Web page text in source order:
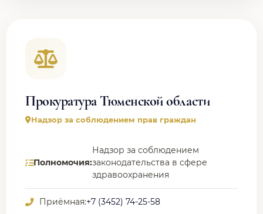
Прокуратура Тюменской области
Надзор за соблюдением прав граждан
Полномочия:
Надзор за соблюдением
законодательства в сфере
здравоохранения
Приёмная:+7 (3452) 74-25-58